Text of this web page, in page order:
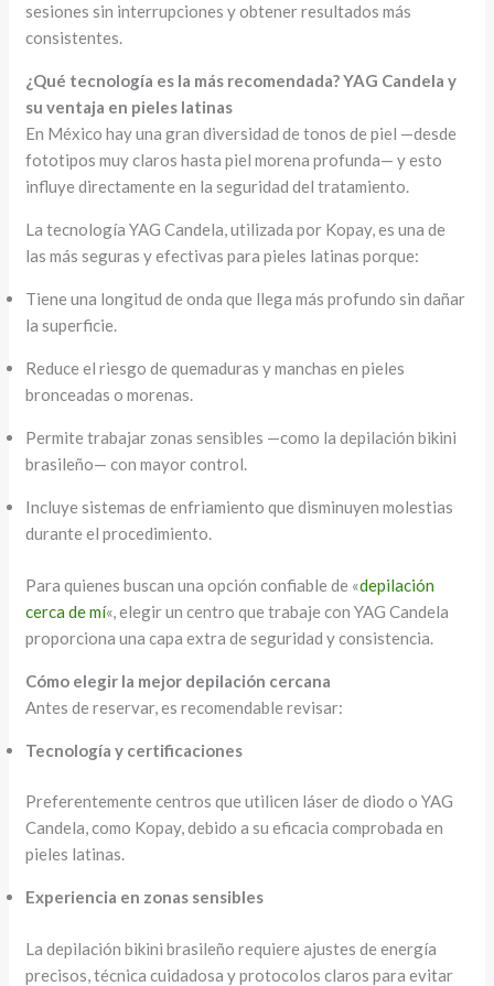
sesiones sin interrupciones y obtener resultados más
consistentes.
¿Qué tecnología es la más recomendada? YAG Candela y
su ventaja en pieles latinas
En México hay una gran diversidad de tonos de piel —desde
fototipos muy claros hasta piel morena profunda— y esto
influye directamente en la seguridad del tratamiento.
La tecnología YAG Candela, utilizada por Kopay, es una de
las más seguras y efectivas para pieles latinas porque:
Tiene una longitud de onda que llega más profundo sin dañar
la superficie.
Reduce el riesgo de quemaduras y manchas en pieles
bronceadas o morenas.
Permite trabajar zonas sensibles —como la depilación bikini
brasileño— con mayor control.
Incluye sistemas de enfriamiento que disminuyen molestias
durante el procedimiento.
Para quienes buscan una opción confiable de «depilación
cerca de mí«, elegir un centro que trabaje con YAG Candela
proporciona una capa extra de seguridad y consistencia.
Cómo elegir la mejor depilación cercana
Antes de reservar, es recomendable revisar:
Tecnología y certificaciones
Preferentemente centros que utilicen láser de diodo o YAG
Candela, como Kopay, debido a su eficacia comprobada en
pieles latinas.
Experiencia en zonas sensibles
La depilación bikini brasileño requiere ajustes de energía
precisos, técnica cuidadosa y protocolos claros para evitar